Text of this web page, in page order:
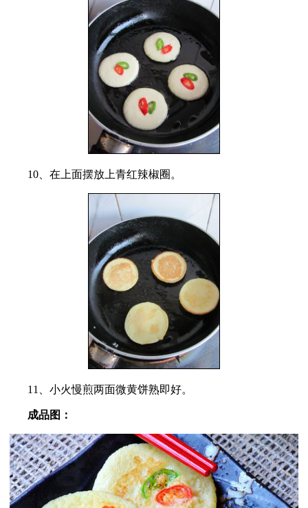
10、在上面摆放上青红辣椒圈。
11、小火慢煎两面微黄饼熟即好。
成品图：